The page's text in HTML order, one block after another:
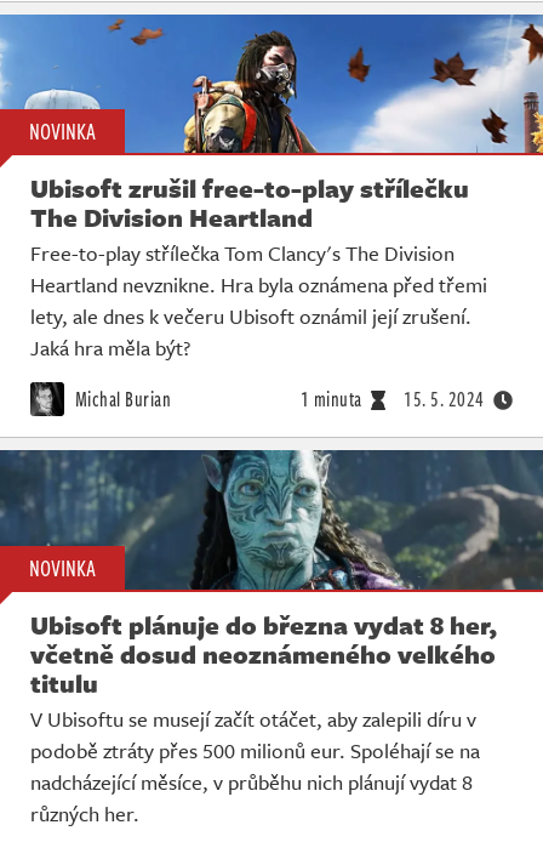
NOVINKA
Ubisoft zrušil free-to-play střílečku
The Division Heartland
Free-to-play střílečka Tom Clancy's The Division
Heartland nevznikne. Hra byla oznámena před třemi
lety, ale dnes k večeru Ubisoft oznámil její zrušení.
Jaká hra měla být?
Michal Burian 1 minuta 15. 5. 2024
NOVINKA
Ubisoft plánuje do března vydat 8 her,
včetně dosud neoznámeného velkého
titulu
V Ubisoftu se musejí začít otáčet, aby zalepili díru v
podobě ztráty přes 500 milionů eur. Spoléhají se na
nadcházející měsíce, v průběhu nich plánují vydat 8
různých her.